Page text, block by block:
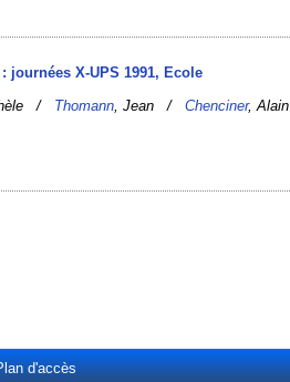
journées X-UPS 1991, Ecole
/ Thomann , Jean /Chenciner, Alain
d'accès